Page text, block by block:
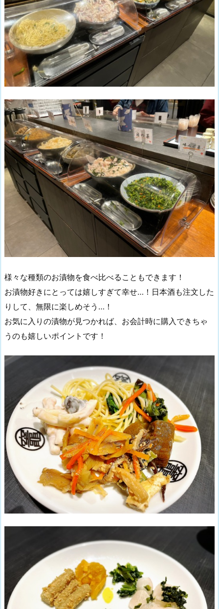
様々な種類のお漬物を食べ比べることもできます！
お漬物好きにとっては嬉しすぎて幸せ…！日本酒も注文した
りして、無限に楽しめそう…！
お気に入りの漬物が見つかれば、お会計時に購入できちゃ
うのも嬉しいポイントです！